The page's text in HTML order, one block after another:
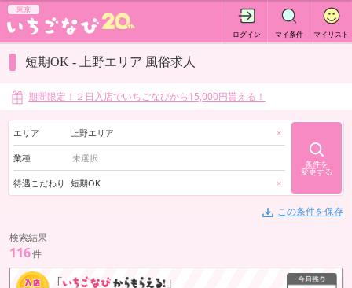
東京
ログイン マイ条件 マイリスト
短期OK - 上野エリア 風俗求人
期間限定！２日入店でいちごなびから15,000円貰える！
エリア 上野エリア ×
業種
待遇こだわり 短期OK ×
条件を
変更する
この条件を保存
検索結果
116件